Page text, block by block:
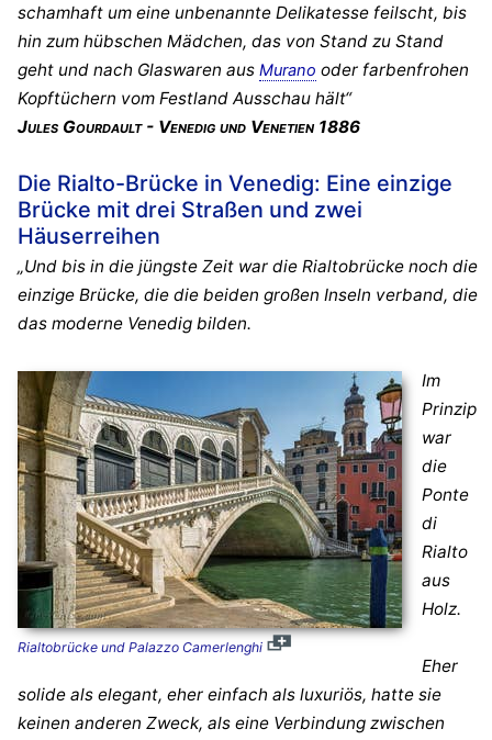
schamhaft um eine unbenannte Delikatesse feilscht, bis
hin zum hübschen Mädchen, das von Stand zu Stand
geht und nach Glaswaren aus Murano oder farbenfrohen
Kopftüchern vom Festland Ausschau hält“
Jules Gourdault - Venedig und Venetien 1886
Die Rialto-Brücke in Venedig: Eine einzige
Brücke mit drei Straßen und zwei
Häuserreihen
„Und bis in die jüngste Zeit war die Rialtobrücke noch die
einzige Brücke, die die beiden großen Inseln verband, die
das moderne Venedig bilden.
Rialtobrücke und Palazzo Camerlenghi
Im
Prinzip
war
die
Ponte
di
Rialto
aus
Holz.
Eher
solide als elegant, eher einfach als luxuriös, hatte sie
keinen anderen Zweck, als eine Verbindung zwischen